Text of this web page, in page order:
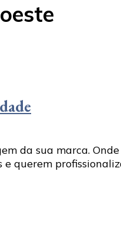
da sua marca.
querem